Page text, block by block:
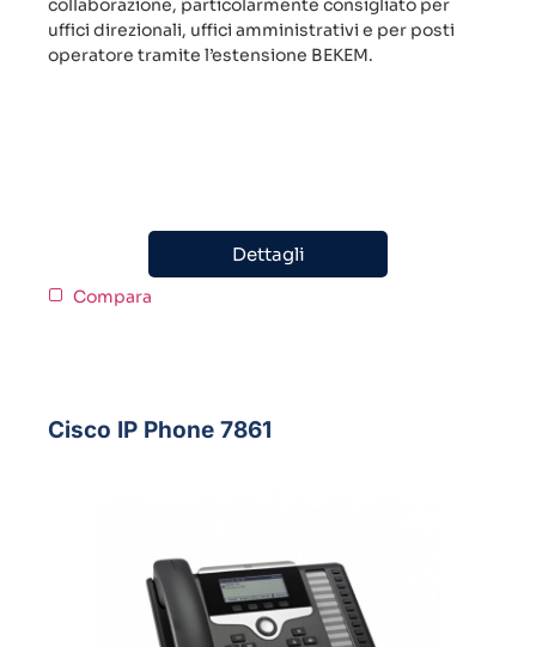
collaborazione, particolarmente consigliato per
uffici direzionali, uffici amministrativi e per posti
operatore tramite l’estensione BEKEM.
Dettagli
Compara
Cisco IP Phone 7861